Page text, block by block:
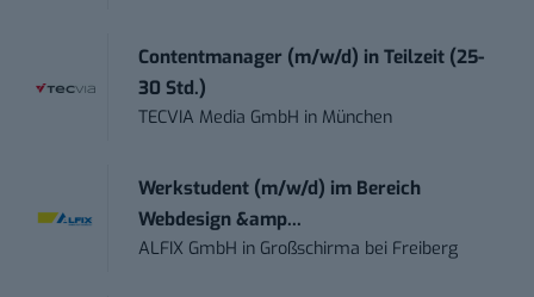
Contentmanager (m/w/d) in Teilzeit (25-
30 Std.)
TECVIA Media GmbH in München
Werkstudent (m/w/d) im Bereich
Webdesign &amp...
ALFIX GmbH in Großschirma bei Freiberg